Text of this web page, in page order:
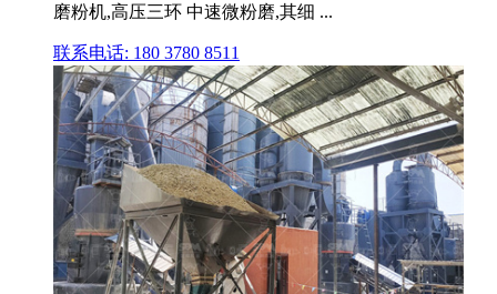
磨粉机,高压三环 中速微粉磨,其细 ...
联系电话: 180 3780 8511